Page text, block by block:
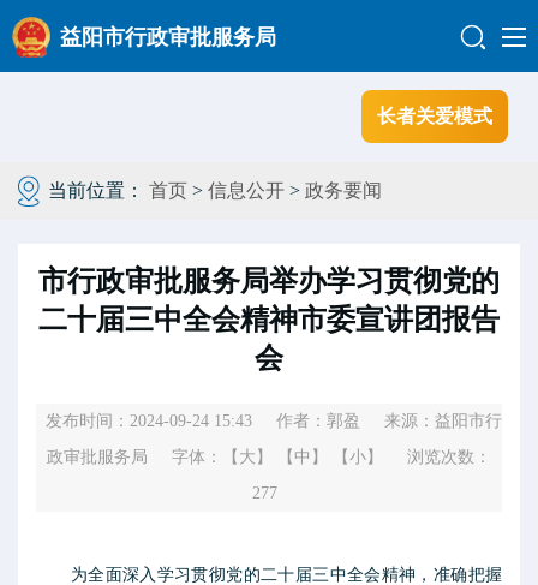
长者关爱模式
益阳市行政审批服务局
当前位置： 首页 > 信息公开 > 政务要闻
市行政审批服务局举办学习贯彻党的
二十届三中全会精神市委宣讲团报告
会
发布时间：2024-09-24 15:43 作者：郭盈
来源：益阳市行
政审批服务局
字体： 【大】 【中】 【小】
浏览次数：
277
为全面深入学习贯彻党的二十届三中全会精神，准确把握